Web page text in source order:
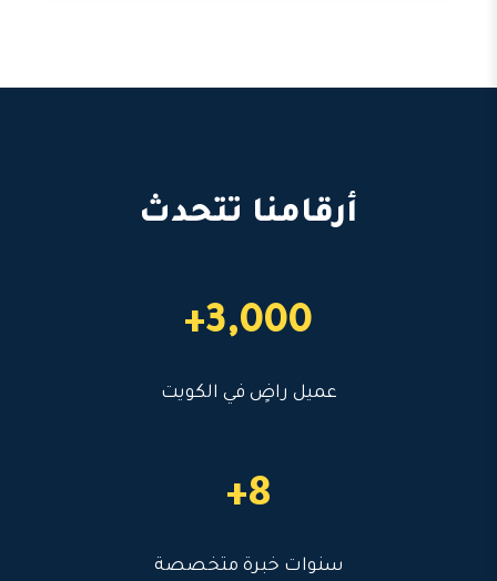
أرقامنا تتحدث
3,000+
عميل راضٍ في الكويت
8+
سنوات خبرة متخصصة